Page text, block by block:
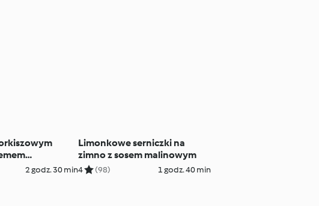
2 godz. 30 min
Limonkowe serniczki na
zimno z sosem malinowym
4 (98) 1 godz. 40 min